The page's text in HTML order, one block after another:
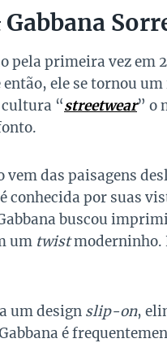
pela primeira vez em
então, ele se tornou
“streetwear” o
vem das paisagens
conhecida por suas
buscou
um twistmoderninho.
um design slip-on,
é